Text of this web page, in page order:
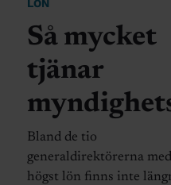
LÖN
Så mycket
tjänar
Bland de tio
generaldirektörerna med
högst lön finns inte